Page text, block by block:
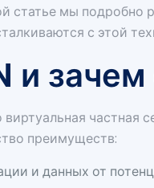
статье мы
с этой
и
частная
преимуществ:
и данных от